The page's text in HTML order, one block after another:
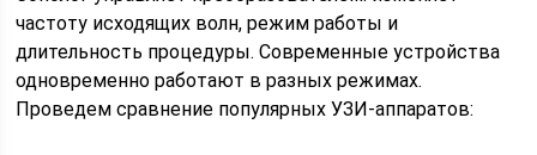
частоту исходящих волн, режим работы и
длительность процедуры. Современные устройства
одновременно работают в разных режимах.
Проведем сравнение популярных УЗИ-аппаратов: